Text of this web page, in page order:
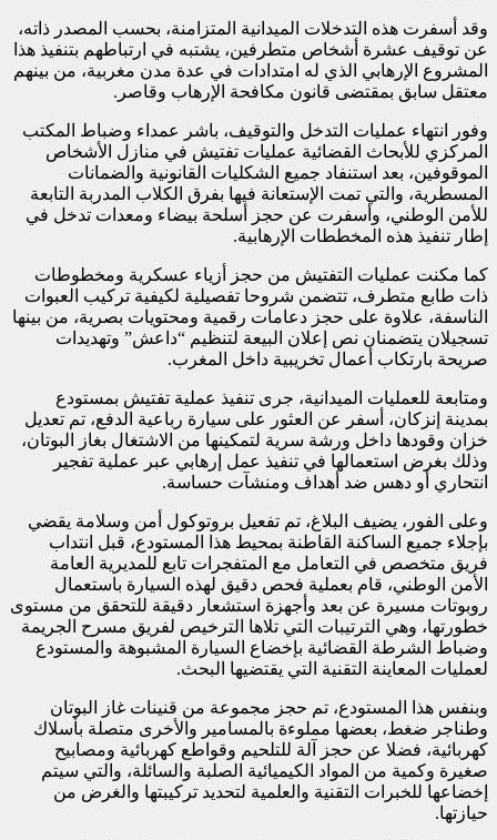
وقد أسفرت هذه التدخلات الميدانية المتزامنة، بحسب المصدر ذاته،
عن توقيف عشرة أشخاص متطرفين، يشتبه في ارتباطهم بتنفيذ هذا
المشروع الإرهابي الذي له امتدادات في عدة مدن مغربية، من بينهم
معتقل سابق بمقتضى قانون مكافحة الإرهاب وقاصر.
وفور انتهاء عمليات التدخل والتوقيف، باشر عمداء وضباط المكتب
المركزي للأبحاث القضائية عمليات تفتيش في منازل الأشخاص
الموقوفين، بعد استنفاد جميع الشكليات القانونية والضمانات
المسطرية، والتي تمت الإستعانة فيها بفرق الكلاب المدربة التابعة
للأمن الوطني، وأسفرت عن حجز أسلحة بيضاء ومعدات تدخل في
إطار تنفيذ هذه المخططات الإرهابية.
كما مكنت عمليات التفتيش من حجز أزياء عسكرية ومخطوطات
ذات طابع متطرف، تتضمن شروحا تفصيلية لكيفية تركيب العبوات
الناسفة، علاوة على حجز دعامات رقمية ومحتويات بصرية، من بينها
تسجيلان يتضمنان نص إعلان البيعة لتنظيم “داعش” وتهديدات
صريحة بارتكاب أعمال تخريبية داخل المغرب.
ومتابعة للعمليات الميدانية، جرى تنفيذ عملية تفتيش بمستودع
بمدينة إنزكان، أسفر عن العثور على سيارة رباعية الدفع، تم تعديل
خزان وقودها داخل ورشة سرية لتمكينها من الاشتغال بغاز البوتان،
وذلك بغرض استعمالها في تنفيذ عمل إرهابي عبر عملية تفجير
انتحاري أو دهس ضد أهداف ومنشآت حساسة.
وعلى الفور، يضيف البلاغ، تم تفعيل بروتوكول أمن وسلامة يقضي
بإجلاء جميع الساكنة القاطنة بمحيط هذا المستودع، قبل انتداب
فريق متخصص في التعامل مع المتفجرات تابع للمديرية العامة
الأمن الوطني، قام بعملية فحص دقيق لهذه السيارة باستعمال
روبوتات مسيرة عن بعد وأجهزة استشعار دقيقة للتحقق من مستوى
خطورتها، وهي الترتيبات التي تلاها الترخيص لفريق مسرح الجريمة
وضباط الشرطة القضائية بإخضاع السيارة المشبوهة والمستودع
لعمليات المعاينة التقنية التي يقتضيها البحث.
وبنفس هذا المستودع، تم حجز مجموعة من قنينات غاز البوتان
وطناجر ضغط، بعضها مملوءة بالمسامير والأخرى متصلة بأسلاك
كهربائية، فضلا عن حجز آلة للتلحيم وقواطع كهربائية ومصابيح
صغيرة وكمية من المواد الكيميائية الصلبة والسائلة، والتي سيتم
إخضاعها للخبرات التقنية والعلمية لتحديد تركيبتها والغرض من
حيازتها.